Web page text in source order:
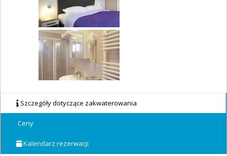
Szczegóły dotyczące zakwaterowania
Ceny
Kalendarz rezerwacji